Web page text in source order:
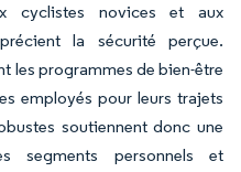
cyclistes novices et aux
la sécurité perçue.
les programmes de bien-être
employés pour leurs trajets
soutiennent donc une
segments personnels et